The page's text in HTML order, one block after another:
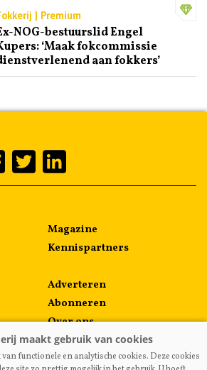
| Premium
NOG-bestuurslid Engel
‘Maak fokcommissie
aan fokkers’
Magazine
Kennispartners
Adverteren
Abonneren
Over ons
Contact
functionele en analytische cookies. Deze cookies